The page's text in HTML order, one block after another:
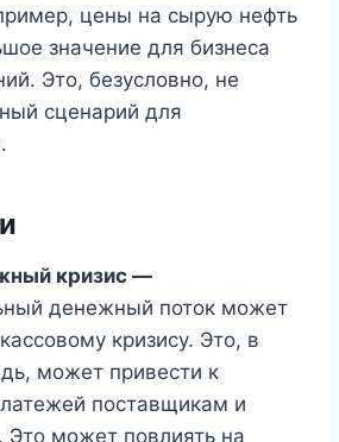
цены на сырую нефть
значение для бизнеса
Это, безусловно, не
сценарий для
кризис —
денежный поток может
кризису. Это, в
может привести к
поставщикам и
Это может повлиять на